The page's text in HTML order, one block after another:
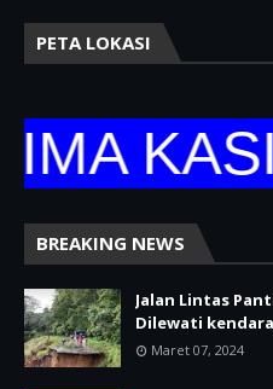
PETA LOKASI
BREAKING NEWS
Jalan Lintas
Dilewati
Maret 07, 2024